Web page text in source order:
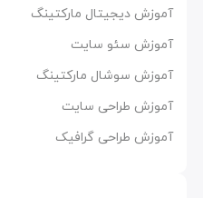
آموزش دیجیتال مارکتینگ
آموزش سئو سایت
آموزش سوشال مارکتینگ
آموزش طراحی سایت
آموزش طراحی گرافیک